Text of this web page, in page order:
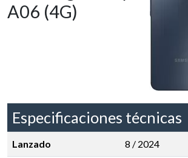
A06 (4G)
Especificaciones técnicas
Lanzado 8 / 2024